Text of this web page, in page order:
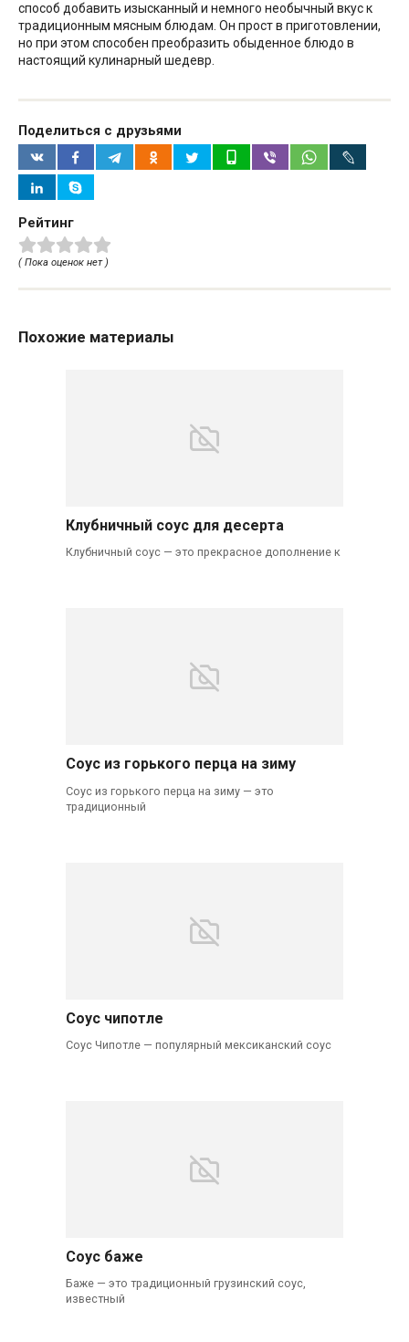
способ добавить изысканный и немного необычный вкус к
традиционным мясным блюдам. Он прост в приготовлении,
но при этом способен преобразить обыденное блюдо в
настоящий кулинарный шедевр.
Поделиться с друзьями
Рейтинг
( Пока оценок нет )
Похожие материалы
Клубничный соус для десерта
Клубничный соус — это прекрасное дополнение к
Соус из горького перца на зиму
Соус из горького перца на зиму — это
традиционный
Соус чипотле
Соус Чипотле — популярный мексиканский соус
Соус баже
Баже — это традиционный грузинский соус,
известный